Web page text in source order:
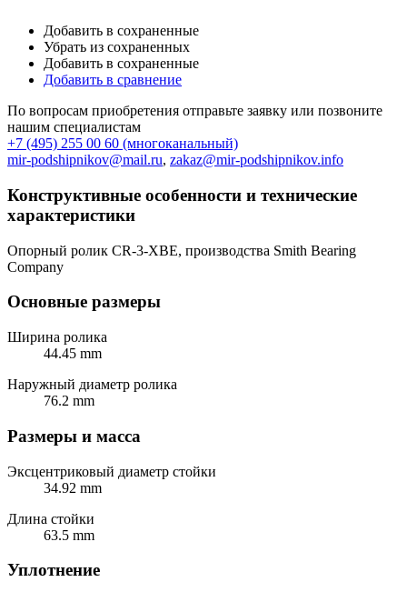
Добавить в сохраненные
Убрать из сохраненных
Добавить в сохраненные
Добавить в сравнение
По вопросам приобретения отправьте заявку или позвоните
нашим специалистам
+7 (495) 255 00 60 (многоканальный)
mir-podshipnikov@mail.ru, zakaz@mir-podshipnikov.info
Конструктивные особенности и технические
характеристики
Опорный ролик CR-3-XBE, производства Smith Bearing
Company
Основные размеры
Ширина ролика
44.45 mm
Наружный диаметр ролика
76.2 mm
Размеры и масса
Эксцентриковый диаметр стойки
34.92 mm
Длина стойки
63.5 mm
Уплотнение